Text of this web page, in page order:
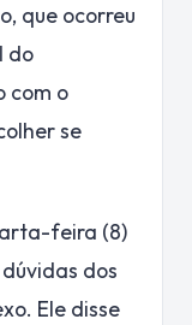
que ocorreu
do
com o
se
feira (8)
dos
Ele disse